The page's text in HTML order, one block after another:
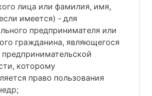
лица или фамилия, имя,
имеется) - для
предпринимателя или
гражданина, являющегося
которому
право пользования